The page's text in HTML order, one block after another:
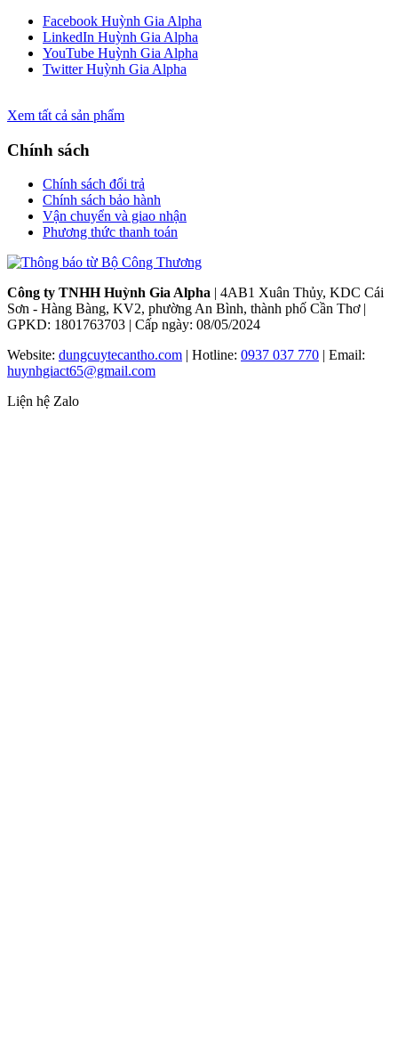
Facebook Huỳnh Gia Alpha
LinkedIn Huỳnh Gia Alpha
YouTube Huỳnh Gia Alpha
Twitter Huỳnh Gia Alpha
Xem tất cả sản phẩm
Chính sách
Chính sách đổi trả
Chính sách bảo hành
Vận chuyển và giao nhận
Phương thức thanh toán
Công ty TNHH Huỳnh Gia Alpha | 4AB1 Xuân Thủy, KDC Cái
Sơn - Hàng Bàng, KV2, phường An Bình, thành phố Cần Thơ |
GPKD: 1801763703 | Cấp ngày: 08/05/2024
Website: dungcuytecantho.com | Hotline: 0937 037 770 | Email:
huynhgiact65@gmail.com
Liện hệ Zalo